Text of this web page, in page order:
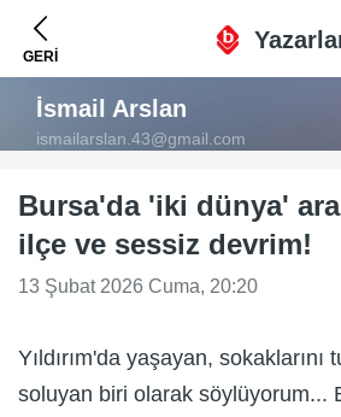
GERİ
İsmail Arslan
ismailarslan.43@gmail.com
Bursa'da 'iki dünya'
ilçe ve sessiz devrim!
13 Şubat 2026 Cuma, 20:20
Yıldırım'da yaşayan, sokaklarını
soluyan biri olarak söylüyorum...